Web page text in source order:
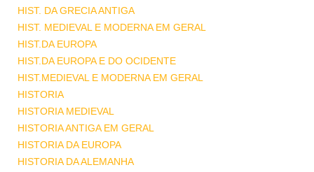
HIST. DA GRECIA ANTIGA
HIST. MEDIEVAL E MODERNA EM GERAL
HIST.DA EUROPA
HIST.DA EUROPA E DO OCIDENTE
HIST.MEDIEVAL E MODERNA EM GERAL
HISTORIA
HISTORIA MEDIEVAL
HISTORIA ANTIGA EM GERAL
HISTORIA DA EUROPA
HISTORIA DA ALEMANHA